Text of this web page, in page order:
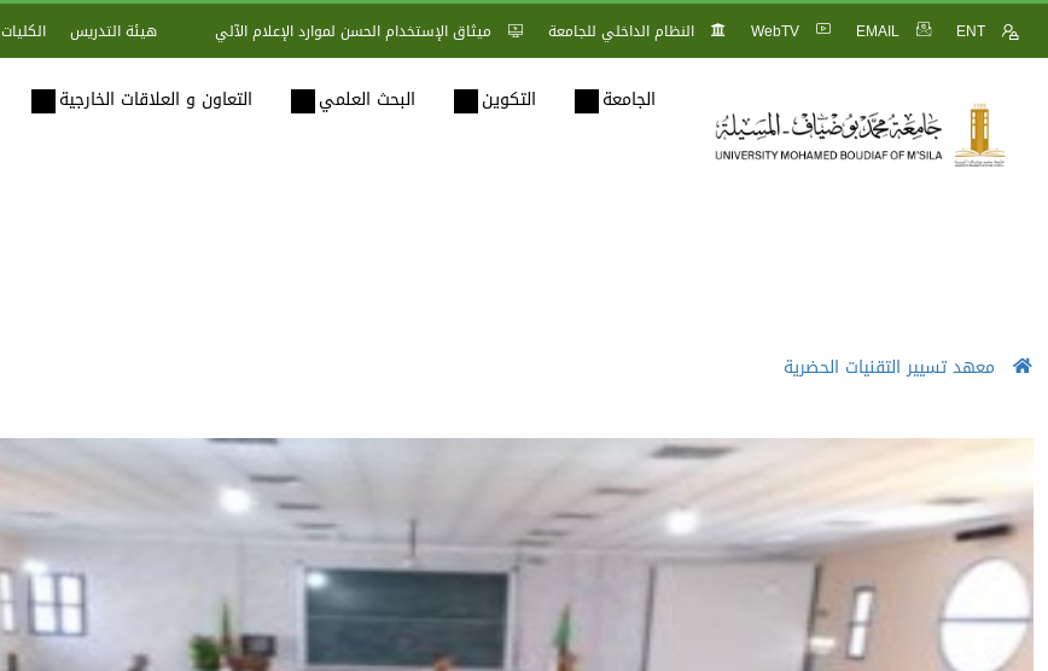
ENT
EMAIL
WebTV النظام الداخلي للجامعة ميثاق الإستخدام الحسن لموارد الإعلام الآلي هيئة التدريس الكليات
الجامعة التكوين البحث العلمي التعاون و العلاقات الخارجية
معهد تسيير التقنيات الحضرية